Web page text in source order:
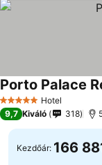
5 KategóriaHotel
Porto Palace
9,7 Kiváló 318
Kezdőár: 166